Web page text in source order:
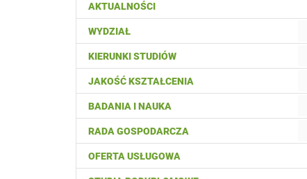
AKTUALNOŚCI
WYDZIAŁ
KIERUNKI STUDIÓW
JAKOŚĆ KSZTAŁCENIA
BADANIA I NAUKA
RADA GOSPODARCZA
OFERTA USŁUGOWA